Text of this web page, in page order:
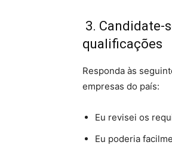
3. Candidate-
qualificações
Responda às
empresas do país:
Eu revisei os
Eu poderia